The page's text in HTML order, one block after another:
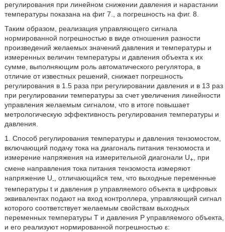
регулирования при линейном снижении давления и нарастании
температуры показана на фиг 7., а погрешность на фиг. 8.
Таким образом, реализация управляющего сигнала
нормированной погрешностью в виде отношения разности
произведений желаемых значений давления и температуры и
измеренных величин температуры и давления объекта к их
сумме, выполняющим роль автоматического регулятора, в
отличие от известных решений, снижает погрешность
регулирования в 1.5 раза при регулировании давления и в 13 раз
при регулировании температуры за счет увеличения линейности
управления желаемым сигналом, что в итоге повышает
метрологическую эффективность регулирования температуры и
давления.
1. Способ регулирования температуры и давления тензомостом,
включающий подачу тока на диагональ питания тензомоста и
измерение напряжения на измерительной диагонали U+, при
смене направления тока питания тензомоста измеряют
напряжение U-
, отличающийся тем, что выходные переменные
температуры t и давления p управляемого объекта в цифровых
эквивалентах подают на вход контроллера, управляющий сигнал
которого соответствует желаемым свойствам выходных
переменных температуры Т и давления P управляемого объекта,
и его реализуют нормированной погрешностью ε: